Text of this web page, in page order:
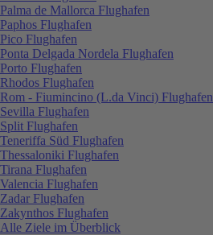
Palma de Mallorca Flughafen
Paphos Flughafen
Pico Flughafen
Ponta Delgada Nordela Flughafen
Porto Flughafen
Rhodos Flughafen
Rom - Fiumincino (L.da Vinci) Flughafen
Sevilla Flughafen
Split Flughafen
Teneriffa Süd Flughafen
Thessaloniki Flughafen
Tirana Flughafen
Valencia Flughafen
Zadar Flughafen
Zakynthos Flughafen
Alle Ziele im Überblick